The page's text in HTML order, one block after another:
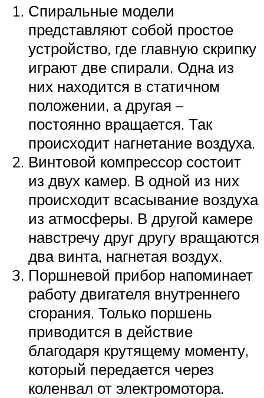
Спиральные модели
представляют собой простое
устройство, где главную скрипку
играют две спирали. Одна из
них находится в статичном
положении, а другая –
постоянно вращается. Так
происходит нагнетание воздуха.
Винтовой компрессор состоит
из двух камер. В одной из них
происходит всасывание воздуха
из атмосферы. В другой камере
навстречу друг другу вращаются
два винта, нагнетая воздух.
Поршневой прибор напоминает
работу двигателя внутреннего
сгорания. Только поршень
приводится в действие
благодаря крутящему моменту,
который передается через
коленвал от электромотора.